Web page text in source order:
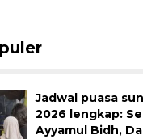
Jadwal puasa
2026 lengkap:
Ayyamul Bidh,